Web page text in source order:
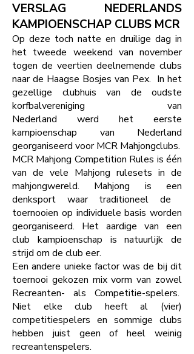
VERSLAG NEDERLANDS
KAMPIOENSCHAP CLUBS MCR
Op deze toch natte en druilige dag in
het tweede weekend van november
togen de veertien deelnemende clubs
naar de Haagse Bosjes van Pex. In het
gezellige clubhuis van de oudste
korfbalvereniging van
Nederland werd het eerste
kampioenschap van Nederland
georganiseerd voor MCR Mahjongclubs.
MCR Mahjong Competition Rules is één
van de vele Mahjong rulesets in de
mahjongwereld. Mahjong is een
denksport waar traditioneel de
toernooien op individuele basis worden
georganiseerd. Het aardige van een
club kampioenschap is natuurlijk de
strijd om de club eer.
Een andere unieke factor was de bij dit
toernooi gekozen mix vorm van zowel
Recreanten- als Competitie-spelers.
Niet elke club heeft al (vier)
competitiespelers en sommige clubs
hebben juist geen of heel weinig
recreantenspelers.